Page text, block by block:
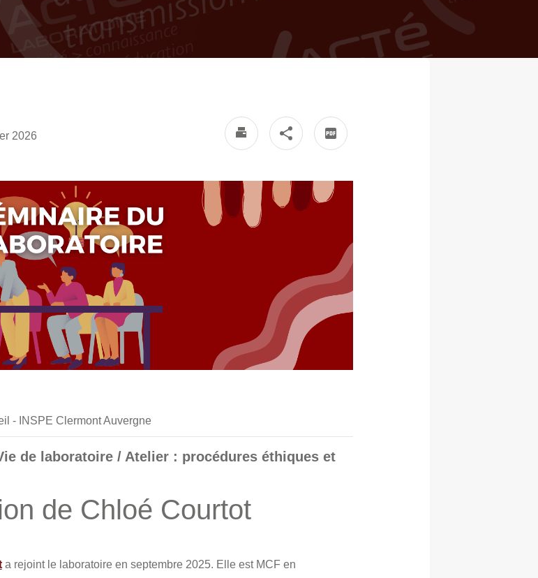
2026
- INSPE Clermont Auvergne
de laboratoire / Atelier : procédures éthiques et
de Chloé Courtot
a rejoint le laboratoire en septembre 2025. Elle est MCF en